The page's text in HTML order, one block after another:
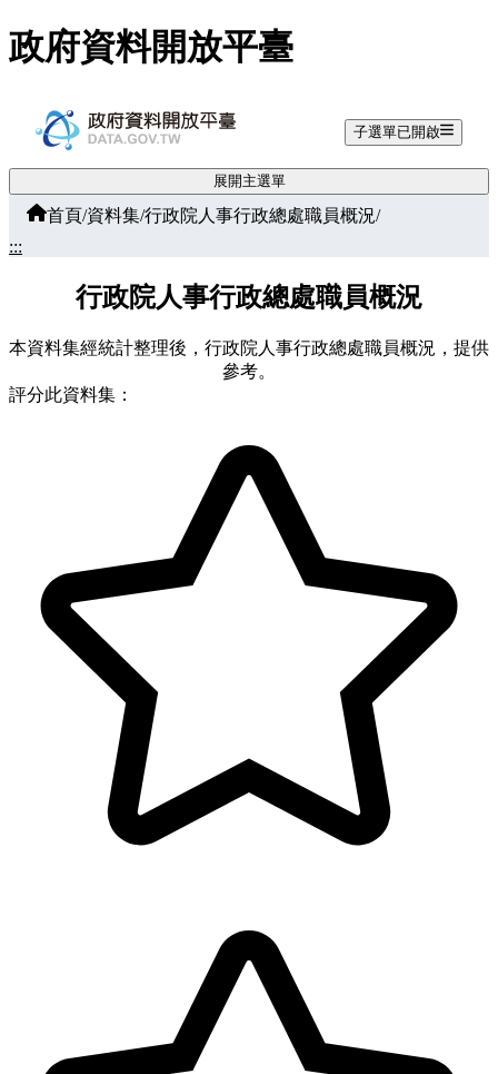
跳至主要內容
政府資料開放平臺
子選單已開啟
展開主選單
首頁/資料集/行政院人事行政總處職員概況/
:::
行政院人事行政總處職員概況
本資料集經統計整理後，行政院人事行政總處職員概況，提供
參考。
評分此資料集：